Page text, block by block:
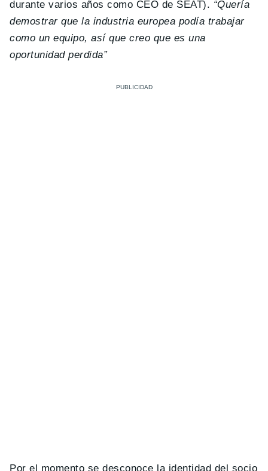
durante varios años como CEO de SEAT). “Quería
demostrar que la industria europea podía trabajar
como un equipo, así que creo que es una
oportunidad perdida”
Por el momento se desconoce la identidad del socio